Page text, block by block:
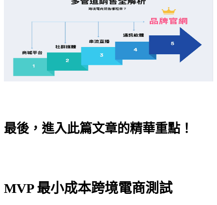
最後，進入此篇文章的精華重點！
MVP 最小成本跨境電商測試